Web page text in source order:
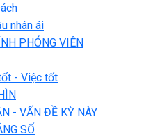
nhân ái
PHÓNG VIÊN
- Việc tốt
- VẤN ĐỀ KỲ NÀY
SỐ